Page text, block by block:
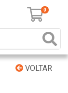
0
VOLTAR